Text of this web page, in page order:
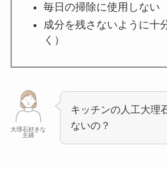
毎日の掃除に使用しない
成分を残さないように十
く）
大理石好きな
主婦
キッチンの人工大理
ないの？